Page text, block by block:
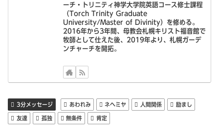
ーチ・トリニティ神学大学院英語コース修士課程
（Torch Trinity Graduate
University/Master of Divinity）を修める。
2016年から3年間、母教会札幌キリスト福音館で
牧師として仕えた後、2019年より、札幌ガーデ
ンチャーチを開拓。
3分メッセージ あわれみ ネヘミヤ 人間関係 励まし
友達 孤独 無条件 肯定